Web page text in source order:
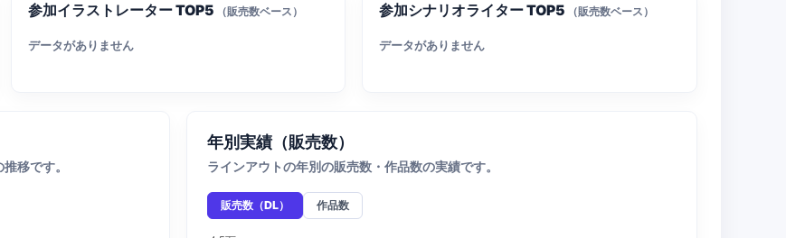
参加イラストレーター TOP5 （販売数ベース）
データがありません
参加シナリオライター TOP5 （販売数ベース）
データがありません
移です。
年別実績（販売数）
ラインアウトの年別の販売数・作品数の実績です。
販売数（DL） 作品数